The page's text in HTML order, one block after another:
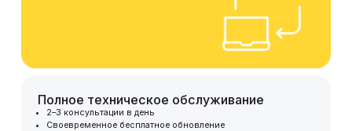
Полное техническое обслуживание
2–3 консультации в день
Своевременное бесплатное обновление